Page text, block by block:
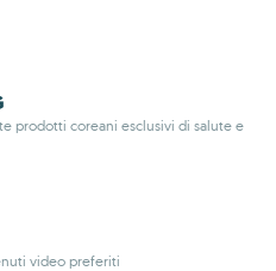
prodotti coreani esclusivi di salute e
video preferiti